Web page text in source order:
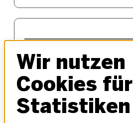
AUTOMESSE
MESSEFRÜHLING
HAUS & BAU
INNVIERTLER OKTOBERFEST
MODELLBAUMESSE
Wir nutzen
Cookies für
Statistiken